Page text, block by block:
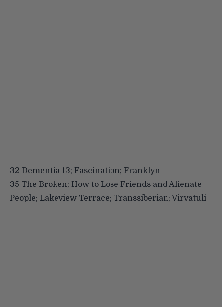
32 Dementia 13; Fascination; Franklyn
35 The Broken; How to Lose Friends and Alienate
People; Lakeview Terrace; Transsiberian; Virvatuli